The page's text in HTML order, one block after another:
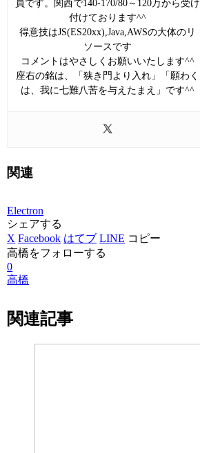
員です。関西で140-170/80～120万から受け
付けております^^
得意技はJS(ES20xx),Java,AWSの大体のリ
ソースです
コメントはやさしくお願いいたします^^
座右の銘は、「狭き門より入れ」「願わく
は、我に七難八苦を与えたまえ」です^^
関連
Electron
シェアする
X Facebook はてブ LINE コピー
高橋をフォローする
0
高橋
関連記事